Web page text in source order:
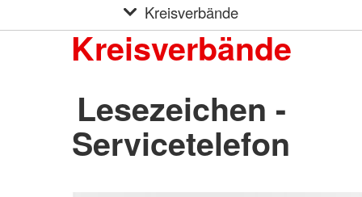
Kreisverbände
Kreisverbände
Lesezeichen -
Servicetelefon